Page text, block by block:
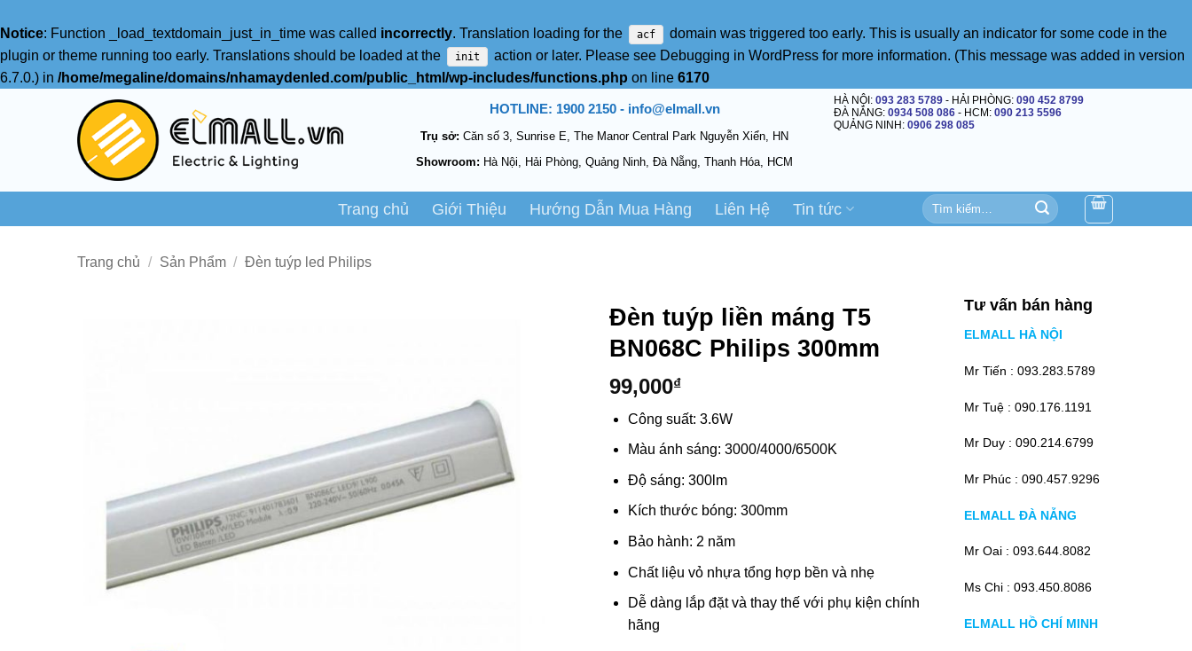
Notice: Function _load_textdomain_just_in_time was called incorrectly. Translation loading for the acf
domain was triggered too early. This is usually an indicator for some code in the
plugin or theme running too early. Translations should be loaded at the
init action or later. Please see Debugging in WordPress for more information. (This message was added in version
6.7.0.) in /home/megaline/domains/nhamaydenled.com/public_html/wp-includes/functions.php on line 6170
HOTLINE: 1900 2150 - info@elmall.vn
Trụ sở: Căn số 3, Sunrise E, The Manor Central Park Nguyễn Xiển, HN
Showroom: Hà Nội, Hải Phòng, Quảng Ninh, Đà Nẵng, Thanh Hóa, HCM
HÀ NỘI: 093 283 5789- HẢI PHÒNG: 090 452 8799
ĐÀ NẴNG: 0934 508 086- HCM:090 213 5596
QUẢNG NINH: 0906 298 085
Trang chủ Giới Thiệu Hướng Dẫn Mua Hàng Liên Hệ Tin tức
Tìm
kiếm:
Trang chủ / Sản Phẩm / Đèn tuýp led Philips
Đèn tuýp liền máng T5
BN068C Philips 300mm
99,000₫
Công suất: 3.6W
Màu ánh sáng: 3000/4000/6500K
Độ sáng: 300lm
Kích thước bóng: 300mm
Bảo hành: 2 năm
Chất liệu vỏ nhựa tổng hợp bền và nhẹ
Dễ dàng lắp đặt và thay thế với phụ kiện chính
hãng
Tư vấn bán hàng
ELMALL HÀ NỘI
Mr Tiến : 093.283.5789
Mr Tuệ : 090.176.1191
Mr Duy : 090.214.6799
Mr Phúc : 090.457.9296
ELMALL ĐÀ NẴNG
Mr Oai : 093.644.8082
Ms Chi : 093.450.8086
ELMALL HỒ CHÍ MINH